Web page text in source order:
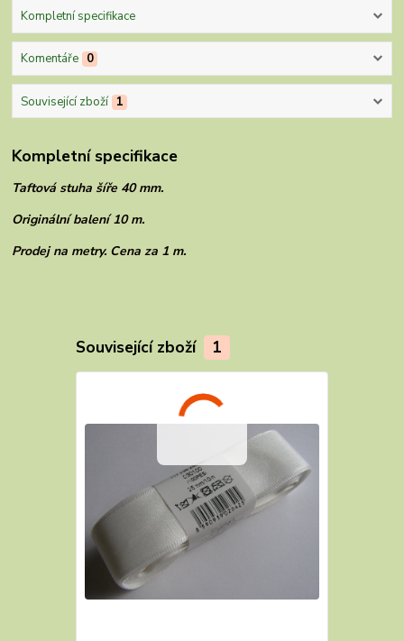
Kompletní specifikace
Komentáře 0
Související zboží 1
Kompletní specifikace
Taftová stuha šíře 40 mm.
Originální balení 10 m.
Prodej na metry. Cena za 1 m.
Související zboží 1